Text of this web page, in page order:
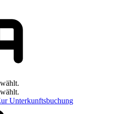
Unterkunftsbuchung